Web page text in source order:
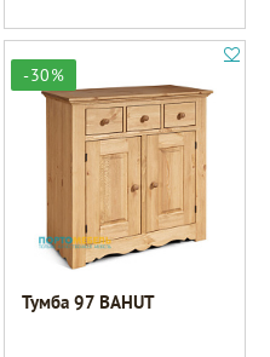
-30%
Тумба 97 BAHUT